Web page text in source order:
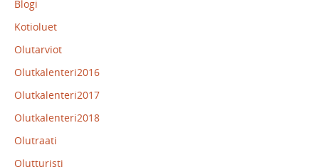
Blogi
Kotioluet
Olutarviot
Olutkalenteri2016
Olutkalenteri2017
Olutkalenteri2018
Olutraati
Olutturisti